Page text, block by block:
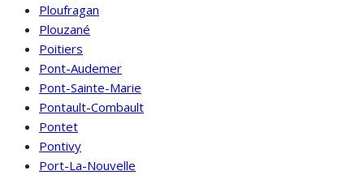
Ploufragan
Plouzané
Poitiers
Pont-Audemer
Pont-Sainte-Marie
Pontault-Combault
Pontet
Pontivy
Port-La-Nouvelle